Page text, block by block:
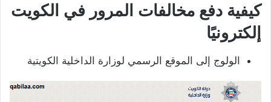
كيفية دفع مخالفات المرور في الكويت
إلكترونيًا
الولوج إلى الموقع الرسمي لوزارة الداخلية الكويتية